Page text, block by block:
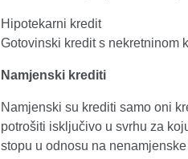
Hipotekarni kredit
Gotovinski kredit s nekretninom
Namjenski krediti
Namjenski su krediti samo oni
potrošiti isključivo u svrhu za
stopu u odnosu na